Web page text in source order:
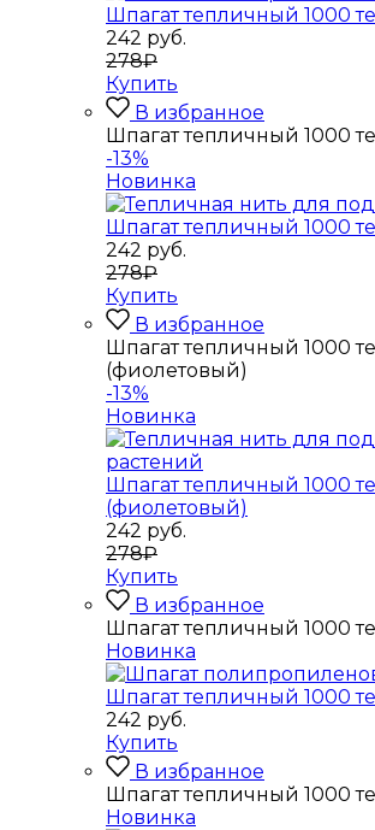
Шпагат тепличный 1000
242 руб.
278₽
Купить
В избранное
Шпагат тепличный 1000
-13%
Новинка
Шпагат тепличный 1000
242 руб.
278₽
Купить
В избранное
Шпагат тепличный 1000
(фиолетовый)
-13%
Новинка
Шпагат тепличный 1000
(фиолетовый)
242 руб.
278₽
Купить
В избранное
Шпагат тепличный 1000
Новинка
Шпагат тепличный 1000
242 руб.
Купить
В избранное
Шпагат тепличный 1000
Новинка